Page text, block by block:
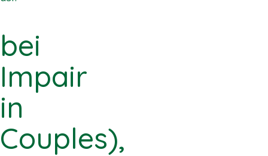
bei
Impair
in
Couples),